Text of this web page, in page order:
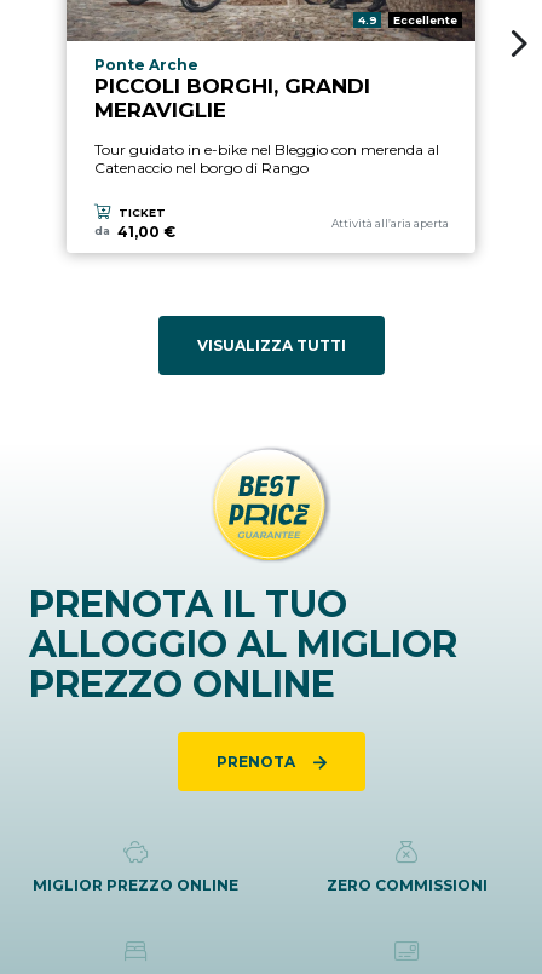
Valutazione:
4.9 Eccellente
Località esperienza
Ponte Arche
PICCOLI BORGHI, GRANDI
MERAVIGLIE
Tour guidato in e-bike nel Bleggio con merenda al
Catenaccio nel borgo di Rango
TICKET
da
41,00 €
Categoria esperienza
Attività all’aria aperta
VISUALIZZA TUTTI
PRENOTA IL TUO
ALLOGGIO AL MIGLIOR
PREZZO ONLINE
PRENOTA
MIGLIOR PREZZO ONLINE ZERO COMMISSIONI